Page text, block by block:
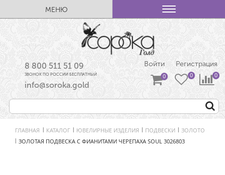
МЕНЮ
8 800 511 51 09
ЗВОНОК ПО РОССИИ БЕСПЛАТНЫЙ
info@soroka.gold
Войти Регистрация
ГЛАВНАЯ КАТАЛОГ ЮВЕЛИРНЫЕ ИЗДЕЛИЯ ПОДВЕСКИ ЗОЛОТО
ЗОЛОТАЯ ПОДВЕСКА С ФИАНИТАМИ ЧЕРЕПАХА SOUL 3026803